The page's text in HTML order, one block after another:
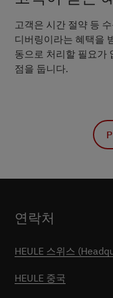
고객은 시간 절약 등
디버링이라는 혜택을
동으로 처리할 필요가
점을 둡니다.
연락처
HEULE 스위스
HEULE 중국